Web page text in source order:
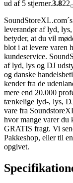
ud af 5 stjerner.3.822
leverandør af lyd,
betyder, at du vil
blot i at levere varen
kundeservice.
af lyd, lys og DJ
og danske
kender fra de
mere end 20.000
tænkelige lyd-, lys,
vare fra
hvor mange varer du
GRATIS fragt. Vi
Pakkeshop, eller til
opgivet.